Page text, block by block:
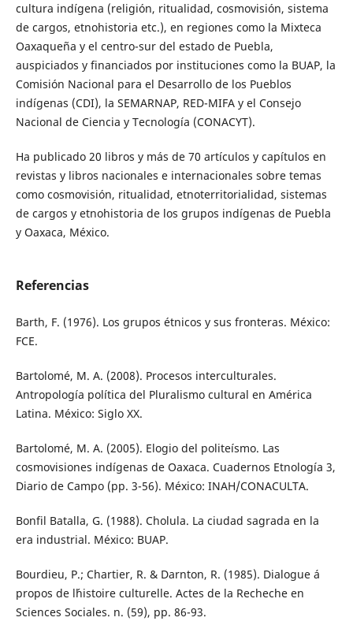
cultura indígena (religión, ritualidad, cosmovisión, sistema
de cargos, etnohistoria etc.), en regiones como la Mixteca
Oaxaqueña y el centro-sur del estado de Puebla,
auspiciados y financiados por instituciones como la BUAP, la
Comisión Nacional para el Desarrollo de los Pueblos
indígenas (CDI), la SEMARNAP, RED-MIFA y el Consejo
Nacional de Ciencia y Tecnología (CONACYT).
Ha publicado 20 libros y más de 70 artículos y capítulos en
revistas y libros nacionales e internacionales sobre temas
como cosmovisión, ritualidad, etnoterritorialidad, sistemas
de cargos y etnohistoria de los grupos indígenas de Puebla
y Oaxaca, México.
Referencias
Barth, F. (1976). Los grupos étnicos y sus fronteras. México:
FCE.
Bartolomé, M. A. (2008). Procesos interculturales.
Antropología política del Pluralismo cultural en América
Latina. México: Siglo XX.
Bartolomé, M. A. (2005). Elogio del politeísmo. Las
cosmovisiones indígenas de Oaxaca. Cuadernos Etnología 3,
Diario de Campo (pp. 3-56). México: INAH/CONACULTA.
Bonfil Batalla, G. (1988). Cholula. La ciudad sagrada en la
era industrial. México: BUAP.
Bourdieu, P.; Chartier, R. & Darnton, R. (1985). Dialogue á
propos de l´histoire culturelle. Actes de la Recheche en
Sciences Sociales. n. (59), pp. 86-93.